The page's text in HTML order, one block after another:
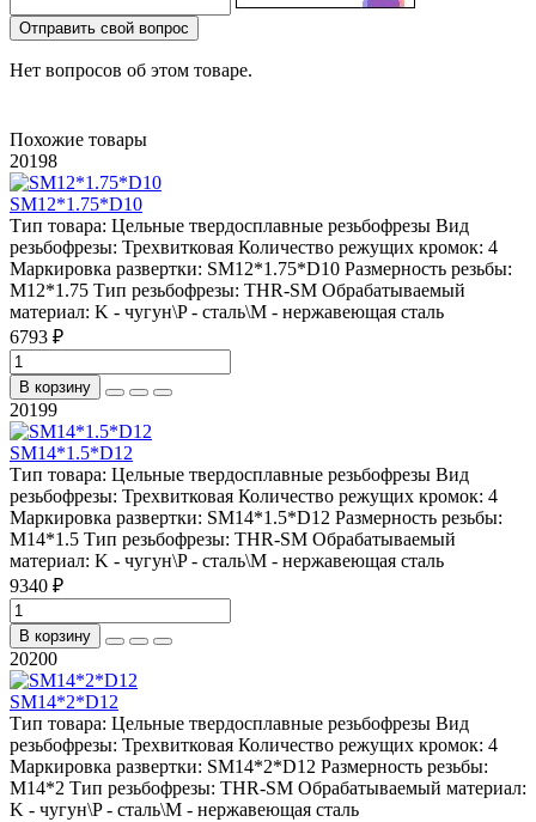
Отправить свой вопрос
Нет вопросов об этом товаре.
Похожие товары
20198
SM12*1.75*D10
Тип товара: Цельные твердосплавные резьбофрезы Вид
резьбофрезы: Трехвитковая Количество режущих кромок: 4
Маркировка развертки: SM12*1.75*D10 Размерность резьбы:
M12*1.75 Тип резьбофрезы: THR-SM Обрабатываемый
материал: K - чугун\P - сталь\М - нержавеющая сталь
6793 ₽
В корзину
20199
SM14*1.5*D12
Тип товара: Цельные твердосплавные резьбофрезы Вид
резьбофрезы: Трехвитковая Количество режущих кромок: 4
Маркировка развертки: SM14*1.5*D12 Размерность резьбы:
M14*1.5 Тип резьбофрезы: THR-SM Обрабатываемый
материал: K - чугун\P - сталь\М - нержавеющая сталь
9340 ₽
В корзину
20200
SM14*2*D12
Тип товара: Цельные твердосплавные резьбофрезы Вид
резьбофрезы: Трехвитковая Количество режущих кромок: 4
Маркировка развертки: SM14*2*D12 Размерность резьбы:
M14*2 Тип резьбофрезы: THR-SM Обрабатываемый материал:
K - чугун\P - сталь\М - нержавеющая сталь